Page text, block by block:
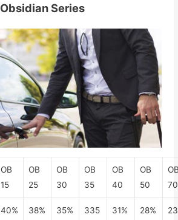
Obsidian Series
OB
15
OB
25
OB
30
OB
35
OB
40
OB
50
70
40% 38% 35% 335 31% 28%